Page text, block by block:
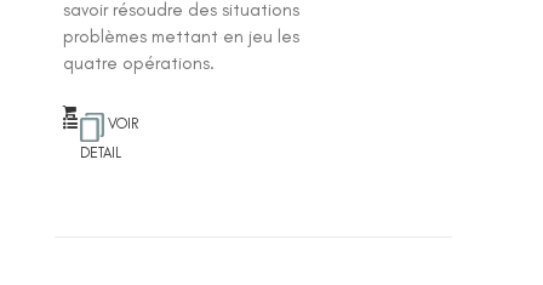
savoir résoudre des situations
problèmes mettant en jeu les
quatre opérations.
VOIR
DETAIL